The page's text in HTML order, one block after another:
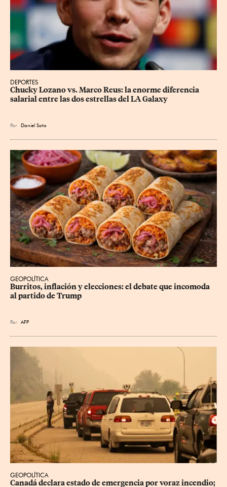
DEPORTES
Chucky Lozano vs. Marco Reus: la enorme diferencia
salarial entre las dos estrellas del LA Galaxy
Por Daniel Soto
GEOPOLÍTICA
Burritos, inflación y elecciones: el debate que incomoda
al partido de Trump
Por AFP
GEOPOLÍTICA
Canadá declara estado de emergencia por voraz incendio;